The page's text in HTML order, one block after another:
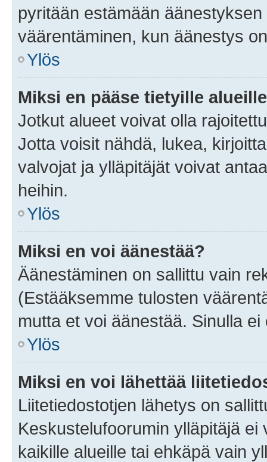
pyritään estämään
väärentäminen, kun äänestys
Ylös
Miksi en pääse tietyille
Jotkut alueet voivat olla
Jotta voisit nähdä, lukea,
valvojat ja ylläpitäjät voivat
heihin.
Ylös
Miksi en voi äänestää?
Äänestäminen on sallittu vain
(Estääksemme tulosten
mutta et voi äänestää. Sinulla
Ylös
Miksi en voi lähettää
Liitetiedostotjen lähetys on
Keskustelufoorumin ylläpitäjä
kaikille alueille tai ehkäpä vain